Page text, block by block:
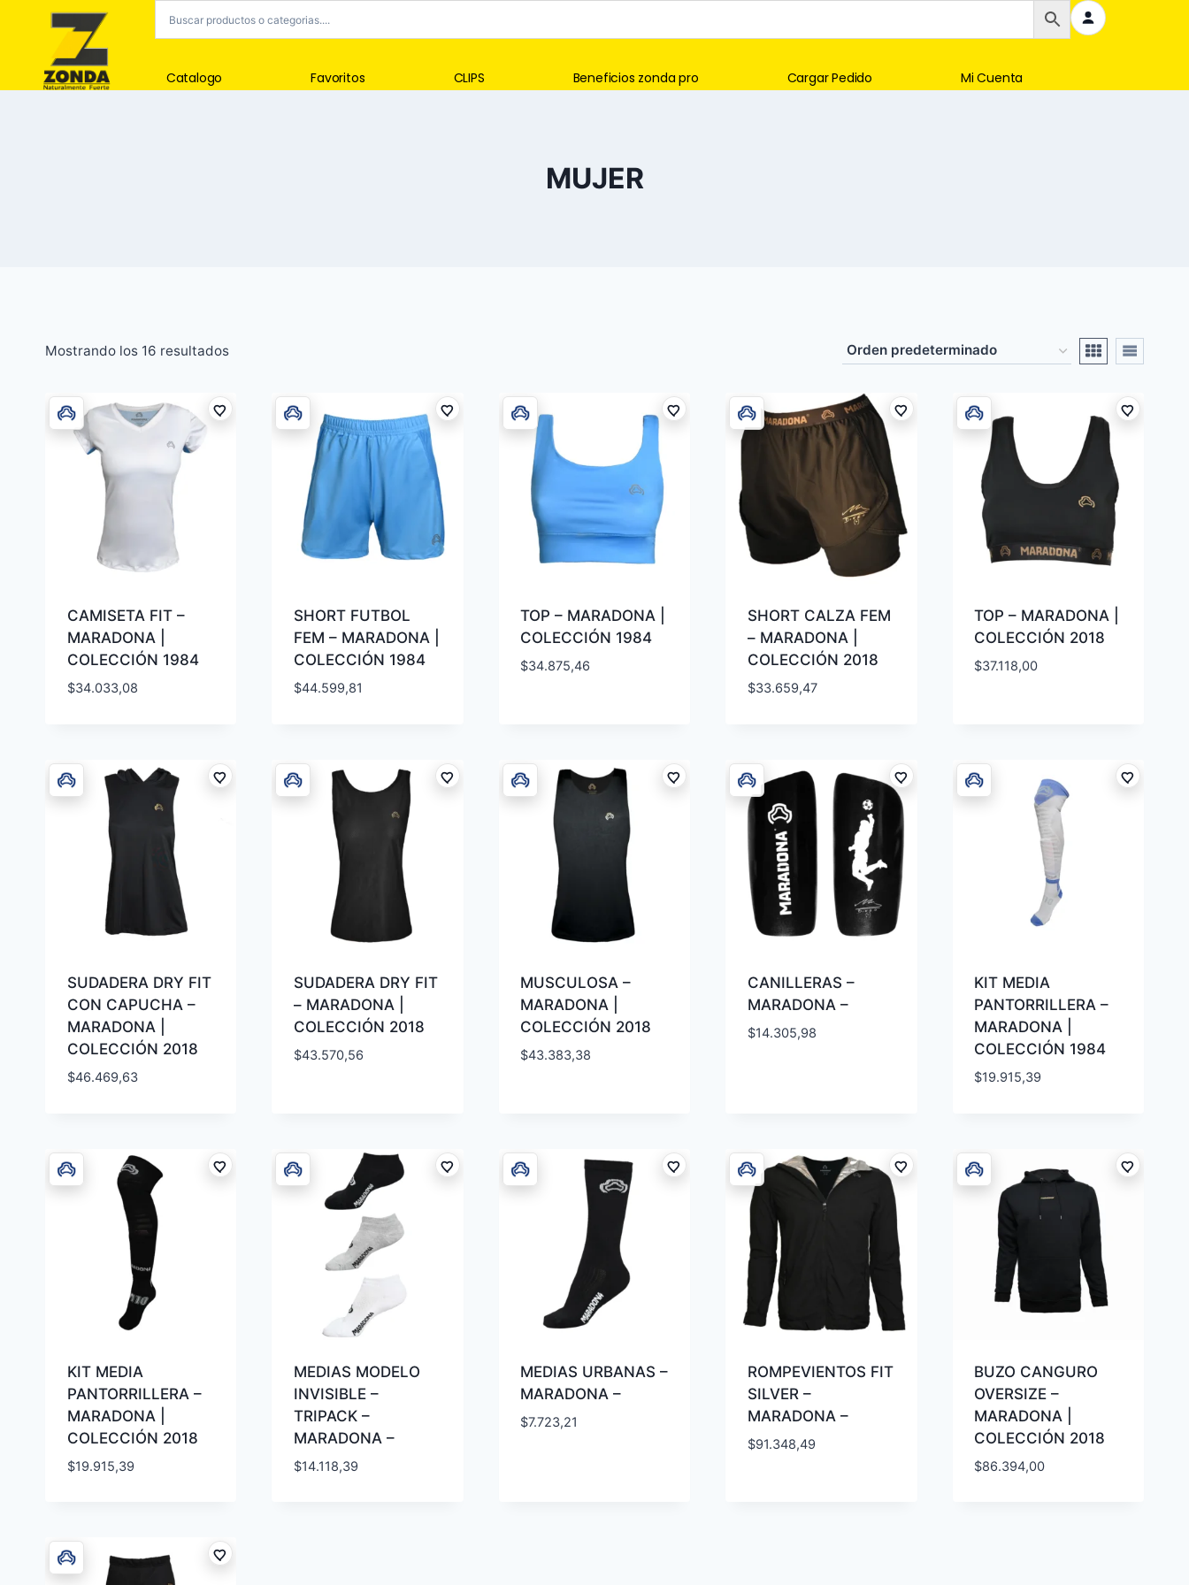
Catalogo Favoritos CLIPS Beneficios zonda pro Cargar Pedido Mi Cuenta
MUJER
Mostrando los 16 resultados
CAMISETA FIT –
MARADONA |
COLECCIÓN 1984
$34.033,08
SHORT FUTBOL
FEM – MARADONA |
COLECCIÓN 1984
$44.599,81
TOP – MARADONA |
COLECCIÓN 1984
$34.875,46
SHORT CALZA FEM
– MARADONA |
COLECCIÓN 2018
$33.659,47
TOP – MARADONA |
COLECCIÓN 2018
$37.118,00
SUDADERA DRY FIT
CON CAPUCHA –
MARADONA |
COLECCIÓN 2018
$46.469,63
SUDADERA DRY FIT
– MARADONA |
COLECCIÓN 2018
$43.570,56
MUSCULOSA –
MARADONA |
COLECCIÓN 2018
$43.383,38
CANILLERAS –
MARADONA –
$14.305,98
KIT MEDIA
PANTORRILLERA –
MARADONA |
COLECCIÓN 1984
$19.915,39
KIT MEDIA
PANTORRILLERA –
MARADONA |
COLECCIÓN 2018
$19.915,39
MEDIAS MODELO
INVISIBLE –
TRIPACK –
MARADONA –
$14.118,39
MEDIAS URBANAS –
MARADONA –
$7.723,21
ROMPEVIENTOS FIT
SILVER –
MARADONA –
$91.348,49
BUZO CANGURO
OVERSIZE –
MARADONA |
COLECCIÓN 2018
$86.394,00